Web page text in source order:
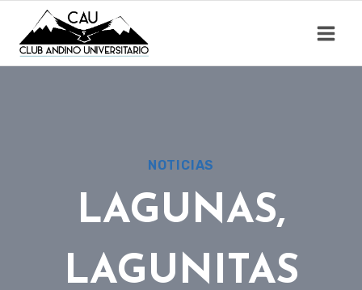
contenido
NOTICIAS
LAGUNAS,
LAGUNITAS